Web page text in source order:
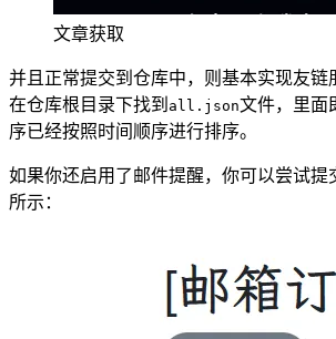
文章获取
并且正常提交到仓库中，则基本实现友链
在仓库根目录下找到 all.json文件，里面
序已经按照时间顺序进行排序。
如果你还启用了邮件提醒，你可以尝试提
所示：